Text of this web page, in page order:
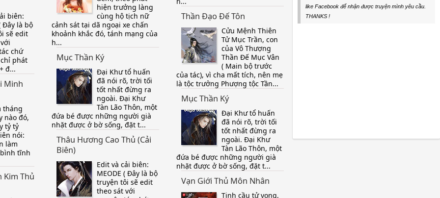
biên:
Đây là bộ
sẽ edit
chứ
phát
đ...
Minh
tháng
nào đó,
tỷ tỷ
nói:
làm
tĩnh
Kim Thủ
hiện trưởng làng
cùng hộ tịch nữ
cảnh sát tại dã ngoại xe chấn
khoảnh khắc đó, tánh mạng của
h...
Mục Thần Ký
Đại Khư tổ huấn
đã nói rõ, trời tối
tốt nhất đừng ra
ngoài. Đại Khư
Tàn Lão Thôn, một
đứa bé được những người già
nhặt được ở bờ sống, đặt t...
Thâu Hương Cao Thủ (Cải
Biên)
Edit và cải biên:
MEODE ( Đây là bộ
truyện tôi sẽ edit
theo sát với
Thần Đạo Đế Tôn
Cửu Mệnh Thiên
Tử Mục Trần, con
của Vô Thượng
Thần Đế Mục Vân
( Main bộ trước
của tác), vì cha mất tích, nên mẹ
là tộc trưởng Phượng tộc Tần...
Mục Thần Ký
Đại Khư tổ huấn
đã nói rõ, trời tối
tốt nhất đừng ra
ngoài. Đại Khư
Tàn Lão Thôn, một
đứa bé được những người già
nhặt được ở bờ sống, đặt t...
Vạn Giới Thủ Môn Nhân
Tinh cầu tử vong,
like Facebook để nhận được truyện mình yêu cầu.
THANKS !